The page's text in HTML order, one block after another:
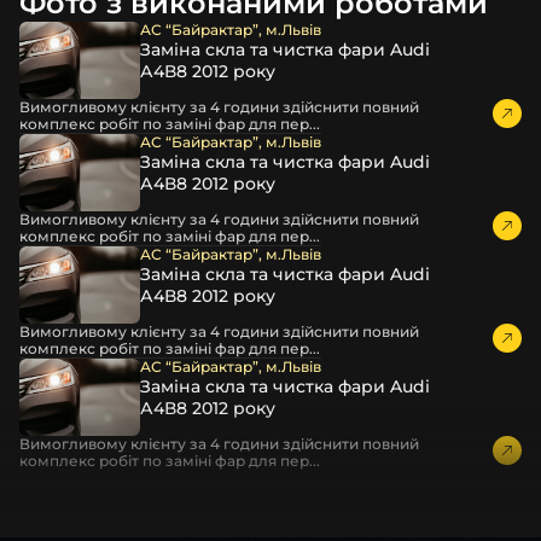
пошкодження товару внаслідок механічних впливів під
час транспортування поштою.
Детальніше про доставку…
Комплектація товару виробника та зовнішній вигляд
товару можуть відрізнятися від фотографій,
представлених на сайті.
Якщо ви шукаєте такі послуги, як заміна скла фари,
розпакування та перепакування фар, відновлення та
ремонт фар, заміна лінз Xenon LED BI-LED, ремонт скла,
корпусу та кріплення фари, налаштування світла,
коригування, діагностика та полірування фари, наші
партнерські сервіси готові надати допомогу по всій
Україні.
Ми опанували мистецтво автосвітла, і це підтвердять
тисячі задоволених клієнтів. Розмаїття вибору, постійна
наявність на складі, свіжі поступлення, доступна ціна,
швидке доставлення та висока якість товарів!
АС “Байрактар”, м.Львів
Заміна скла та чистка фари Audi
А4В8 2012 року
Вимогливому клієнту за 4 години здійснити повний
комплекс робіт по заміні фар для пер...
АС “Байрактар”, м.Львів
Заміна скла та чистка фари Audi
А4В8 2012 року
Вимогливому клієнту за 4 години здійснити повний
комплекс робіт по заміні фар для пер...
АС “Байрактар”, м.Львів
Заміна скла та чистка фари Audi
А4В8 2012 року
Вимогливому клієнту за 4 години здійснити повний
комплекс робіт по заміні фар для пер...
АС “Байрактар”, м.Львів
Заміна скла та чистка фари Audi
А4В8 2012 року
Вимогливому клієнту за 4 години здійснити повний
комплекс робіт по заміні фар для пер...